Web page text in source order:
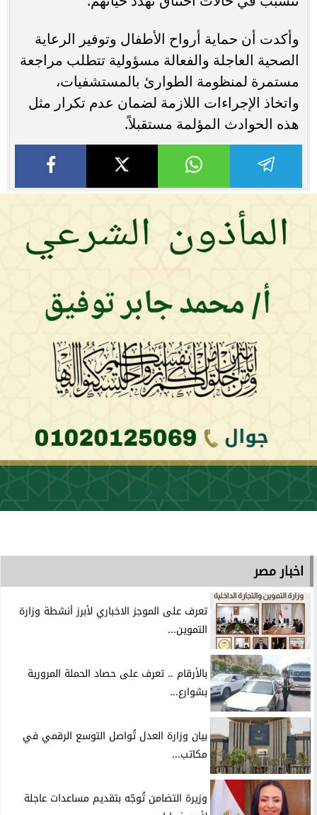
وأكدت أن حماية أرواح الأطفال وتوفير الرعاية
الصحية العاجلة والفعالة مسؤولية تتطلب مراجعة
مستمرة لمنظومة الطوارئ بالمستشفيات،
واتخاذ الإجراءات اللازمة لضمان عدم تكرار مثل
هذه الحوادث المؤلمة مستقبلاً.
اخبار مصر
تعرف على الموجز الاخباري لأبرز أنشطة وزارة
التموين...
بالأرقام .. تعرف على حصاد الحملة المرورية
بشوارع...
بيان وزارة العدل تُواصل التوسع الرقمي في
مكاتب...
وزيرة التضامن تُوجّه بتقديم مساعدات عاجلة